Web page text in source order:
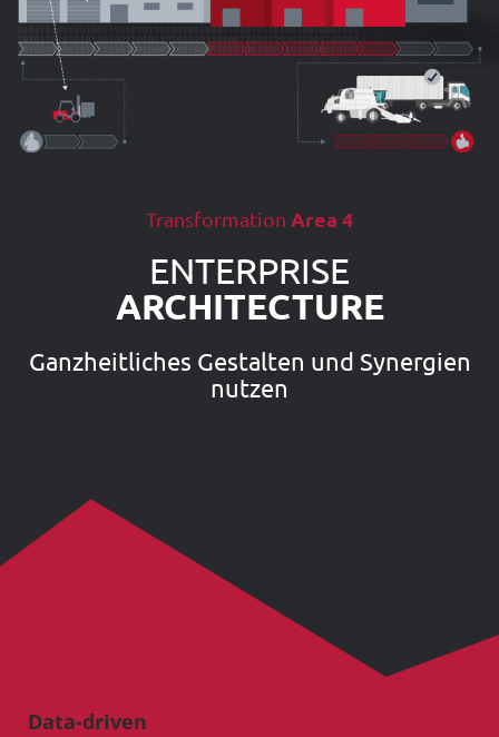
Transformation Area 4
ENTERPRISE
ARCHITECTURE
Ganzheitliches Gestalten und Synergien
nutzen
Data-driven